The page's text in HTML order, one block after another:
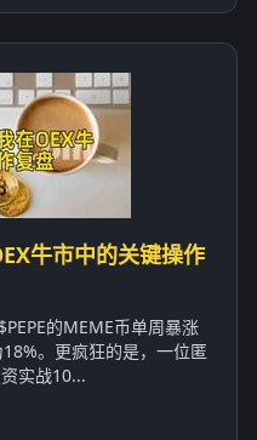
牛市中的关键操作
的MEME币单周暴涨
。更疯狂的是，一位匿
实战10...